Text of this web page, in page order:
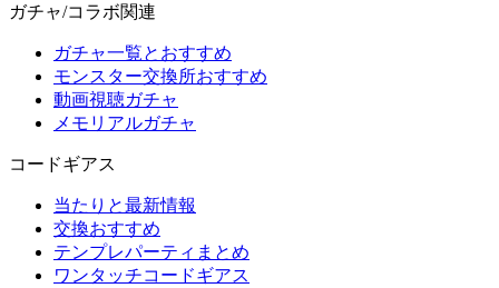
ガチャ/コラボ関連
ガチャ一覧とおすすめ
モンスター交換所おすすめ
動画視聴ガチャ
メモリアルガチャ
コードギアス
当たりと最新情報
交換おすすめ
テンプレパーティまとめ
ワンタッチコードギアス